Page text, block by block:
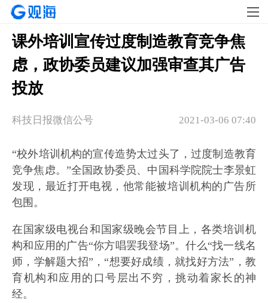
课外培训宣传过度制造教育竞争焦
虑，政协委员建议加强审查其广告
投放
2021-03-06 07:40
科技日报微信公号
“校外培训机构的宣传造势太过头了，过度制造教育
竞争焦虑。”全国政协委员、中国科学院院士李景虹
发现，最近打开电视，他常能被培训机构的广告所
包围。
在国家级电视台和国家级晚会节目上，各类培训机
构和应用的广告“你方唱罢我登场”。什么“找一线名
师，学解题大招”，“想要好成绩，就找好方法”，教
育机构和应用的口号层出不穷，挑动着家长的神
经。